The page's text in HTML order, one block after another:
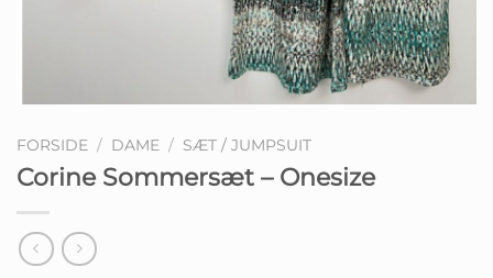
FORSIDE / DAME / SÆT / JUMPSUIT
Corine Sommersæt – Onesize